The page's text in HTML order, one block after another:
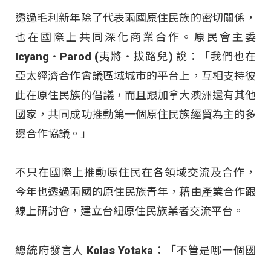
透過毛利新年除了代表兩國原住民族的密切關係，
也在國際上共同深化商業合作。原民會主委
Icyang‧Parod (夷將‧拔路兒) 說：「我們也在
亞太經濟合作會議區域城市的平台上，互相支持彼
此在原住民族的倡議，而且跟加拿大澳洲還有其他
國家，共同成功推動第一個原住民族經貿為主的多
邊合作協議。」
不只在國際上推動原住民在各領域交流及合作，
今年也透過兩國的原住民族青年，藉由產業合作跟
線上研討會，建立台紐原住民族業者交流平台。
總統府發言人 Kolas Yotaka：「不管是哪一個國